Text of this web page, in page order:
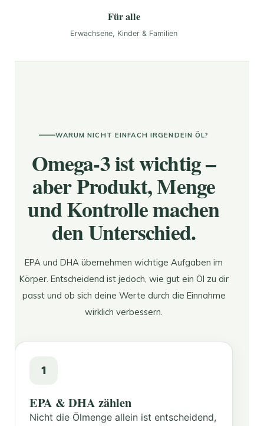
Für alle
Erwachsene, Kinder & Familien
WARUM NICHT EINFACH IRGENDEIN ÖL?
Omega-3 ist wichtig –
aber Produkt, Menge
und Kontrolle machen
den Unterschied.
EPA und DHA übernehmen wichtige Aufgaben im
Körper. Entscheidend ist jedoch, wie gut ein Öl zu dir
passt und ob sich deine Werte durch die Einnahme
wirklich verbessern.
1
EPA & DHA zählen
Nicht die Ölmenge allein ist entscheidend,